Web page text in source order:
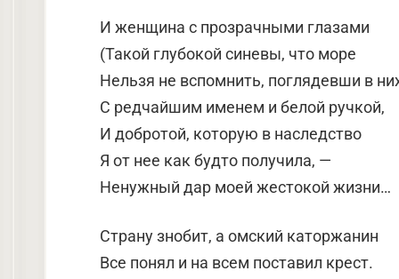
И женщина с прозрачными глазами
(Такой глубокой синевы, что море
Нельзя не вспомнить, поглядевши в
С редчайшим именем и белой ручкой,
И добротой, которую в наследство
Я от нее как будто получила, —
Ненужный дар моей жестокой жизни…
Страну знобит, а омский каторжанин
Все понял и на всем поставил крест.